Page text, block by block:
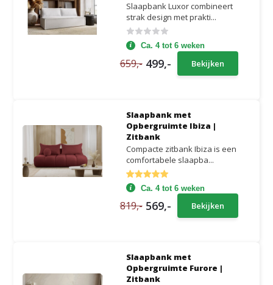
Slaapbank Luxor combineert
strak design met prakti...
Ca. 4 tot 6 weken
659,- 499,- Bekijken
Slaapbank met
Opbergruimte Ibiza |
Zitbank
Compacte zitbank Ibiza is een
comfortabele slaapba...
Ca. 4 tot 6 weken
819,- 569,- Bekijken
Slaapbank met
Opbergruimte Furore |
Zitbank